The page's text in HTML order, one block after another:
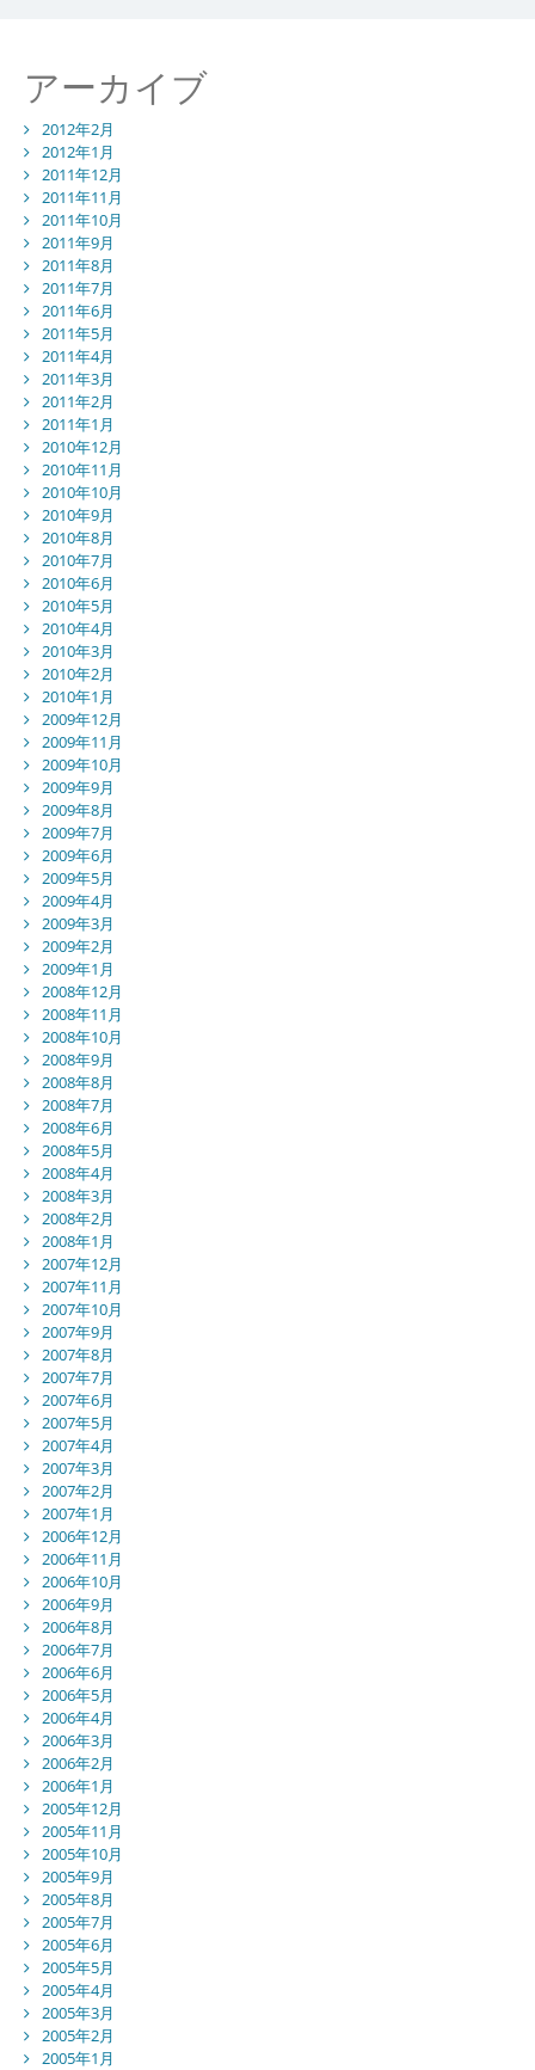
アーカイブ
2012年2月
2012年1月
2011年12月
2011年11月
2011年10月
2011年9月
2011年8月
2011年7月
2011年6月
2011年5月
2011年4月
2011年3月
2011年2月
2011年1月
2010年12月
2010年11月
2010年10月
2010年9月
2010年8月
2010年7月
2010年6月
2010年5月
2010年4月
2010年3月
2010年2月
2010年1月
2009年12月
2009年11月
2009年10月
2009年9月
2009年8月
2009年7月
2009年6月
2009年5月
2009年4月
2009年3月
2009年2月
2009年1月
2008年12月
2008年11月
2008年10月
2008年9月
2008年8月
2008年7月
2008年6月
2008年5月
2008年4月
2008年3月
2008年2月
2008年1月
2007年12月
2007年11月
2007年10月
2007年9月
2007年8月
2007年7月
2007年6月
2007年5月
2007年4月
2007年3月
2007年2月
2007年1月
2006年12月
2006年11月
2006年10月
2006年9月
2006年8月
2006年7月
2006年6月
2006年5月
2006年4月
2006年3月
2006年2月
2006年1月
2005年12月
2005年11月
2005年10月
2005年9月
2005年8月
2005年7月
2005年6月
2005年5月
2005年4月
2005年3月
2005年2月
2005年1月